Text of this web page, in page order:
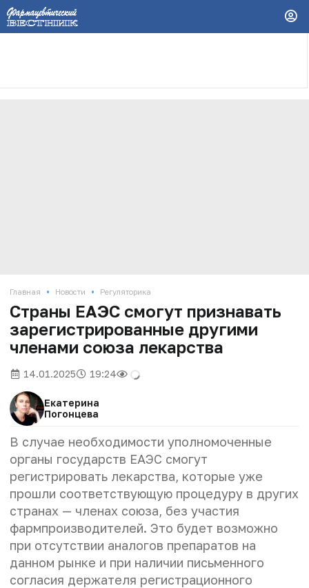
Главная • Новости • Регуляторика
Страны ЕАЭС смогут признавать
зарегистрированные другими
членами союза лекарства
14.01.2025 19:24
Екатерина
Погонцева
В случае необходимости уполномоченные
органы государств ЕАЭС смогут
регистрировать лекарства, которые уже
прошли соответствующую процедуру в других
странах — членах союза, без участия
фармпроизводителей. Это будет возможно
при отсутствии аналогов препаратов на
данном рынке и при наличии письменного
согласия держателя регистрационного